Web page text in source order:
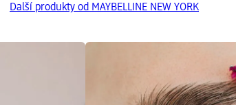
Další produkty od MAYBELLINE NEW YORK